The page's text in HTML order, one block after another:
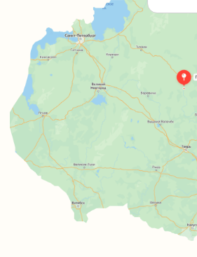
194+ Дома построили с 2018 года
140+ Готовых проектов на сайте
Гарантия
12 мес
Срок службы готового дома
50 лет